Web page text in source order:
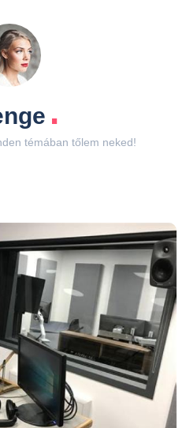
.
témában tőlem neked!